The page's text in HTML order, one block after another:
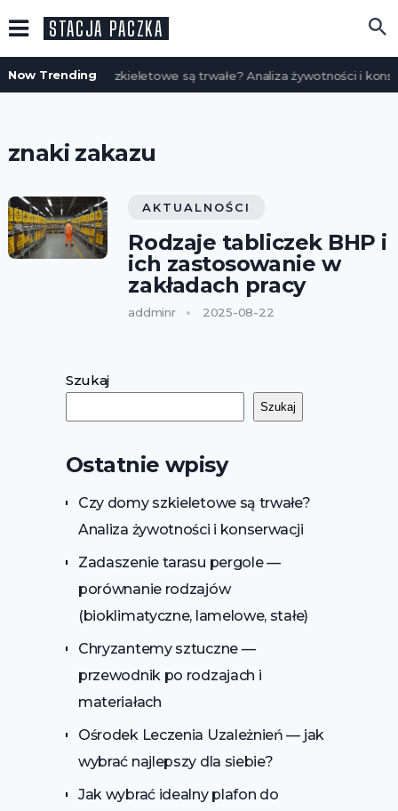
STACJA PACZKA
Now Trending
Czy domy szkieletowe są trwałe? Analiza żywotności i
znaki zakazu
AKTUALNOŚCI
Rodzaje tabliczek BHP i
ich zastosowanie w
zakładach pracy
addminr 2025-08-22
Szukaj
Szukaj
Ostatnie wpisy
Czy domy szkieletowe są trwałe?
Analiza żywotności i konserwacji
Zadaszenie tarasu pergole —
porównanie rodzajów
(bioklimatyczne, lamelowe, stałe)
Chryzantemy sztuczne —
przewodnik po rodzajach i
materiałach
Ośrodek Leczenia Uzależnień — jak
wybrać najlepszy dla siebie?
Jak wybrać idealny plafon do